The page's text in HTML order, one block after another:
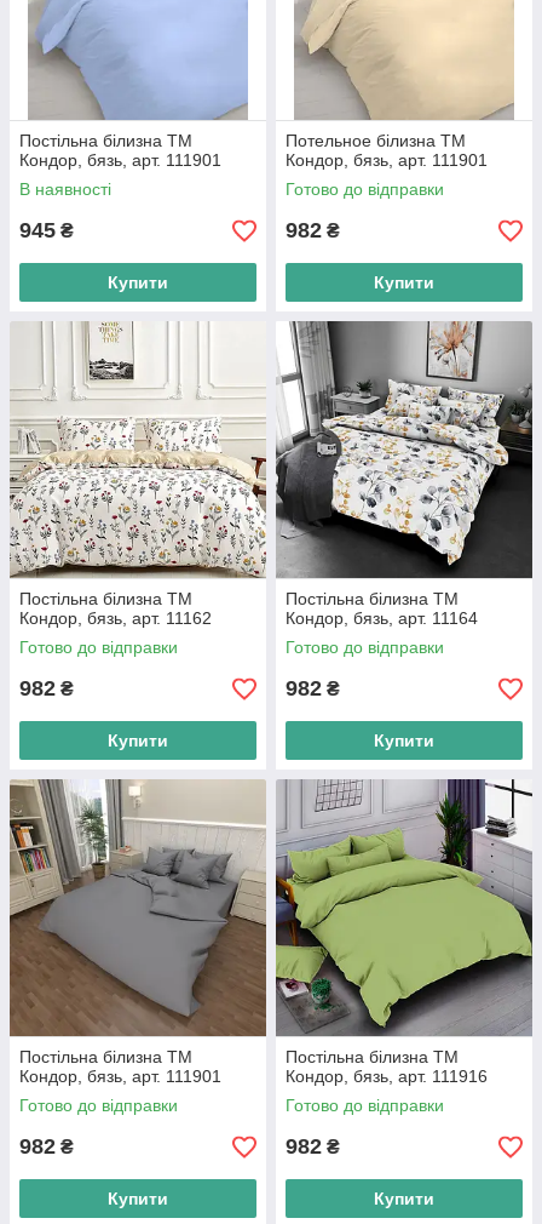
Постільна білизна ТМ
Кондор, бязь, арт. 111901
В наявності
945 ₴
Купити
Потельное білизна ТМ
Кондор, бязь, арт. 111901
Готово до відправки
982 ₴
Купити
Постільна білизна ТМ
Кондор, бязь, арт. 11162
Готово до відправки
982 ₴
Купити
Постільна білизна ТМ
Кондор, бязь, арт. 11164
Готово до відправки
982 ₴
Купити
Постільна білизна ТМ
Кондор, бязь, арт. 111901
Готово до відправки
982 ₴
Купити
Постільна білизна ТМ
Кондор, бязь, арт. 111916
Готово до відправки
982 ₴
Купити